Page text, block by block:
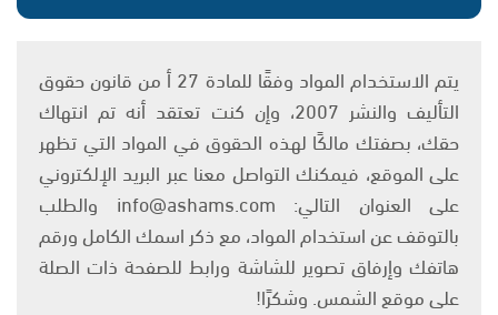
يتم الاستخدام المواد وفقًا للمادة 27 أ من قانون حقوق
التأليف والنشر 2007، وإن كنت تعتقد أنه تم انتهاك
حقك، بصفتك مالكًا لهذه الحقوق في المواد التي تظهر
على الموقع، فيمكنك التواصل معنا عبر البريد الإلكتروني
على العنوان التالي: info@ashams.com والطلب
بالتوقف عن استخدام المواد، مع ذكر اسمك الكامل ورقم
هاتفك وإرفاق تصوير للشاشة ورابط للصفحة ذات الصلة
على موقع الشمس. وشكرًا!